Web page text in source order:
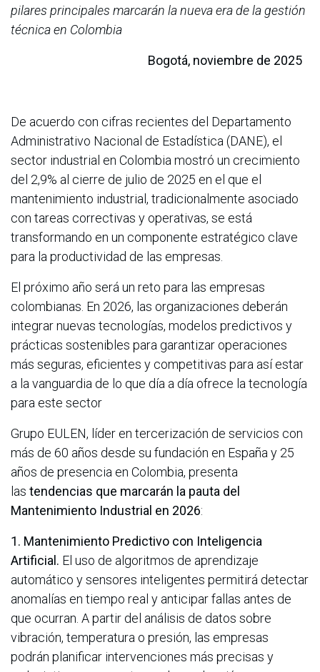
pilares principales marcarán la nueva era de la gestión
técnica en Colombia
Bogotá, noviembre de 2025
De acuerdo con cifras recientes del Departamento
Administrativo Nacional de Estadística (DANE), el
sector industrial en Colombia mostró un crecimiento
del 2,9% al cierre de julio de 2025 en el que el
mantenimiento industrial, tradicionalmente asociado
con tareas correctivas y operativas, se está
transformando en un componente estratégico clave
para la productividad de las empresas.
El próximo año será un reto para las empresas
colombianas. En 2026, las organizaciones deberán
integrar nuevas tecnologías, modelos predictivos y
prácticas sostenibles para garantizar operaciones
más seguras, eficientes y competitivas para así estar
a la vanguardia de lo que día a día ofrece la tecnología
para este sector
Grupo EULEN, líder en tercerización de servicios con
más de 60 años desde su fundación en España y 25
años de presencia en Colombia, presenta
las tendencias que marcarán la pauta del
Mantenimiento Industrial en 2026:
1. Mantenimiento Predictivo con Inteligencia
Artificial. El uso de algoritmos de aprendizaje
automático y sensores inteligentes permitirá detectar
anomalías en tiempo real y anticipar fallas antes de
que ocurran. A partir del análisis de datos sobre
vibración, temperatura o presión, las empresas
podrán planificar intervenciones más precisas y